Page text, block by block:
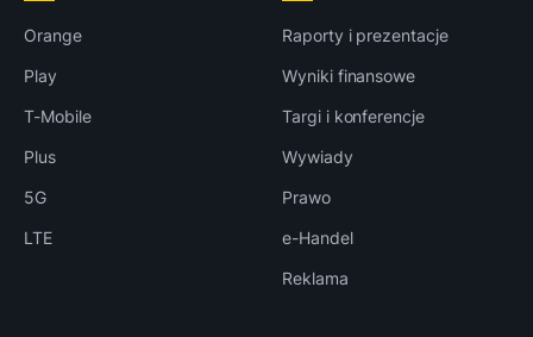
Orange
Play
T-Mobile
Plus
5G
LTE
Raporty i prezentacje
Wyniki finansowe
Targi i konferencje
Wywiady
Prawo
e-Handel
Reklama